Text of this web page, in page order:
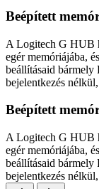
Beépített
A Logitech G HUB
egér memóriájába,
beállításaid
bejelentkezés
Beépített
A Logitech G HUB
egér memóriájába,
beállításaid
bejelentkezés